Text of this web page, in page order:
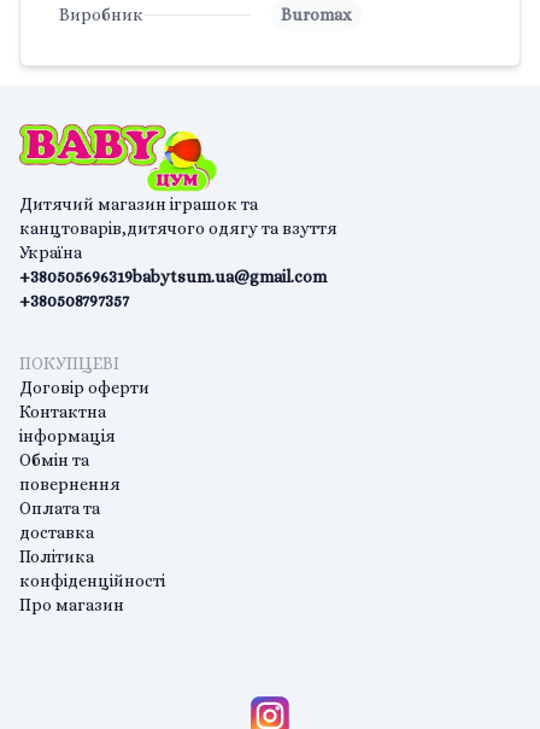
Виробник Buromax
Дитячий магазин іграшок та
канцтоварів,дитячого одягу та взуття
Україна
+380505696319
+380508797357
babytsum.ua@gmail.com
ПОКУПЦЕВІ
Договір оферти
Контактна
інформація
Обмін та
повернення
Оплата та
доставка
Політика
конфіденційності
Про магазин